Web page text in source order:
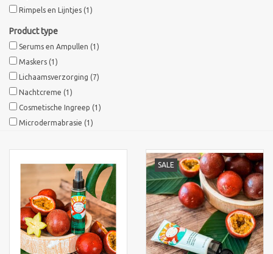
Fusion Meso
PCA SKINCARE
Ekseption Skincare
Blog
Rimpels en Lijntjes (1)
Product type
Serums en Ampullen (1)
Maskers (1)
Lichaamsverzorging (7)
Nachtcreme (1)
Cosmetische Ingreep (1)
Microdermabrasie (1)
SALE